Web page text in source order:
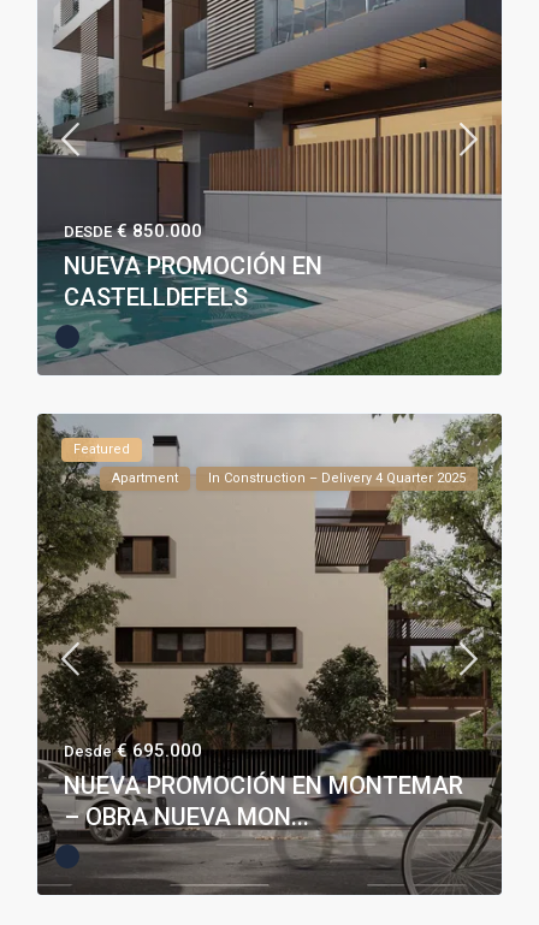
DESDE€ 850.000
NUEVA PROMOCIÓN EN
CASTELLDEFELS
Featured
Apartment
In Construction – Delivery 4 Quarter 2025
Desde€ 695.000
NUEVA PROMOCIÓN EN MONTEMAR
– OBRA NUEVA MON...